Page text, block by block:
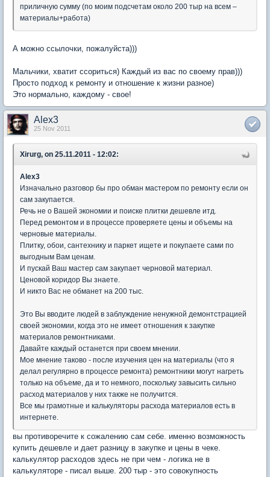
приличную сумму (по моим подсчетам около 200 тыр на всем –
материалы+работа)
А можно ссылочки, пожалуйста)))
Мальчики, хватит ссориться) Каждый из вас по своему прав)))
Просто подход к ремонту и отношение к жизни разное)
Это нормально, каждому - свое!
Alex3
25 Nov 2011
Xirurg, on 25.11.2011 - 12:02:
Alex3
Изначально разговор бы про обман мастером по ремонту если он
сам закупается.
Речь не о Вашей экономии и поиске плитки дешевле итд.
Перед ремонтом и в процессе проверяете цены и объемы на
черновые материалы.
Плитку, обои, сантехнику и паркет ищете и покупаете сами по
выгодным Вам ценам.
И пускай Ваш мастер сам закупает черновой материал.
Ценовой коридор Вы знаете.
И никто Вас не обманет на 200 тыс.
Это Вы вводите людей в заблуждение ненужной демонтстрацией
своей экономии, когда это не имеет отношения к закупке
материалов ремонтниками.
Давайте каждый останется при своем мнении.
Мое мнение таково - после изучения цен на материалы (что я
делал регулярно в процессе ремонта) ремонтники могут нагреть
только на объеме, да и то немного, поскольку завысить сильно
расход материалов у них также не получится.
Все мы грамотные и калькуляторы расхода материалов есть в
интернете.
вы противоречите к сожалению сам себе. именно возможность
купить дешевле и дает разницу в закупке и цены в чеке.
калькулятор расходов здесь не при чем - логика не в
калькуляторе - писал выше. 200 тыр - это совокупность